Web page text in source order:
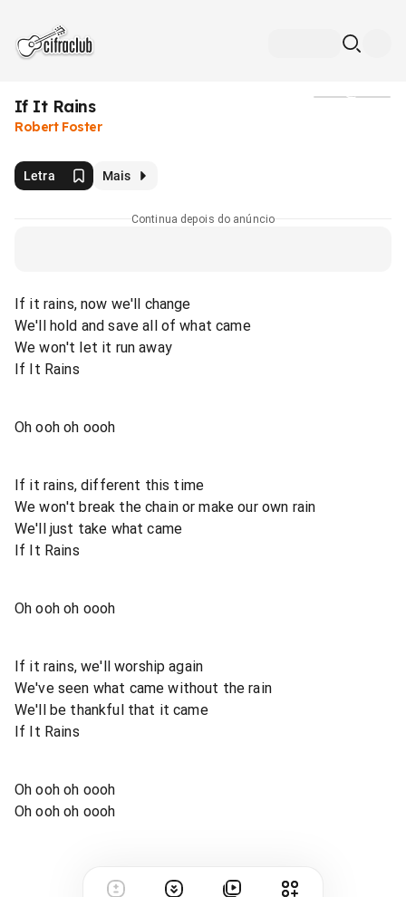
If It Rains
Robert Foster
Letra Mais
Continua depois do anúncio
If it rains, now we'll change
We'll hold and save all of what came
We won't let it run away
If It Rains
Oh ooh oh oooh
If it rains, different this time
We won't break the chain or make our own rain
We'll just take what came
If It Rains
Oh ooh oh oooh
If it rains, we'll worship again
We've seen what came without the rain
We'll be thankful that it came
If It Rains
Oh ooh oh oooh
Oh ooh oh oooh